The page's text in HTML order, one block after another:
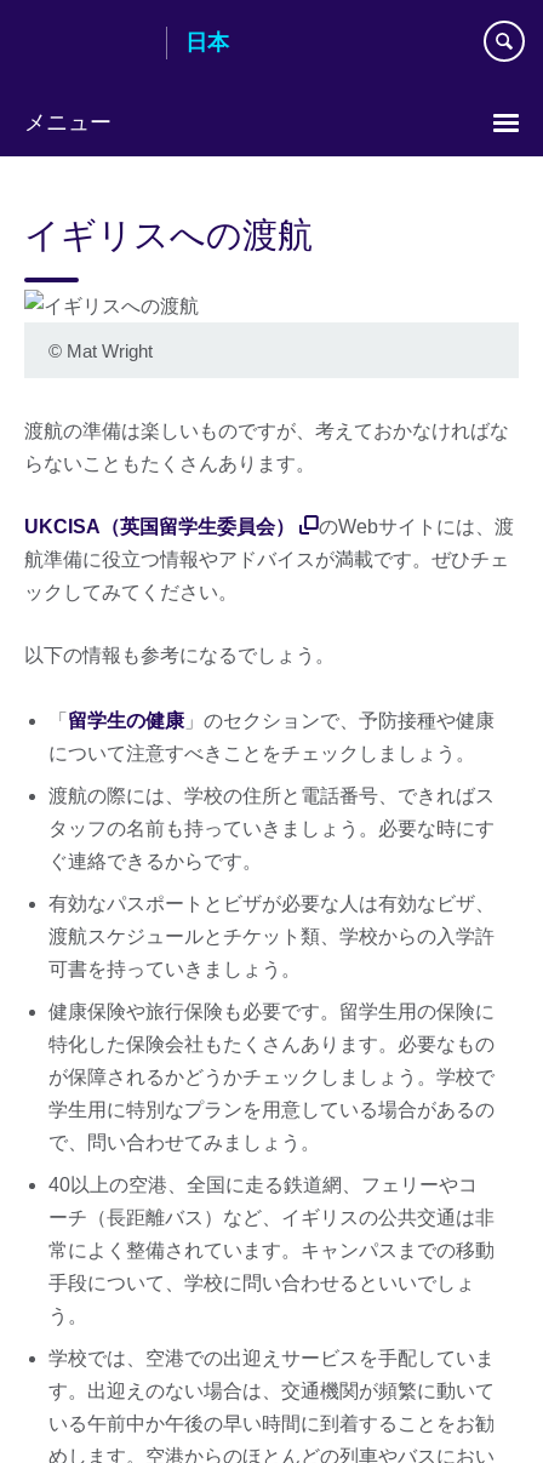
content
日本
メニュー
イギリスへの渡航
© Mat Wright
渡航の準備は楽しいものですが、考えておかなければな
らないこともたくさんあります。
UKCISA（英国留学生委員会）
のWebサイトには、渡
航準備に役立つ情報やアドバイスが満載です。ぜひチェ
ックしてみてください。
以下の情報も参考になるでしょう。
「 留学生の健康 」のセクションで、予防接種や健康
について注意すべきことをチェックしましょう。
渡航の際には、学校の住所と電話番号、できればス
タッフの名前も持っていきましょう。必要な時にす
ぐ連絡できるからです。
有効なパスポートとビザが必要な人は有効なビザ、
渡航スケジュールとチケット類、学校からの入学許
可書を持っていきましょう。
健康保険や旅行保険も必要です。留学生用の保険に
特化した保険会社もたくさんあります。必要なもの
が保障されるかどうかチェックしましょう。学校で
学生用に特別なプランを用意している場合があるの
で、問い合わせてみましょう。
40以上の空港、全国に走る鉄道網、フェリーやコ
ーチ（長距離バス）など、イギリスの公共交通は非
常によく整備されています。キャンパスまでの移動
手段について、学校に問い合わせるといいでしょ
う。
学校では、空港での出迎えサービスを手配していま
す。出迎えのない場合は、交通機関が頻繁に動いて
いる午前中か午後の早い時間に到着することをお勧
めします。空港からのほとんどの列車やバスにおい